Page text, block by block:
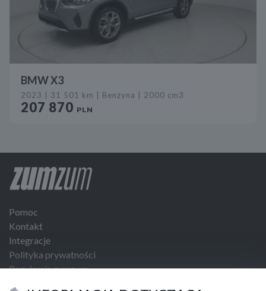
BMW X3
2023 | 31 501 km | Benzyna | 2000 cm3
207 870 PLN
Pomoc
Kontakt
Integracje
Polityka prywatności
Regulamin zumzum